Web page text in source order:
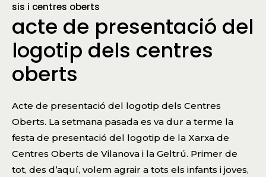
sis i centres oberts
acte de presentació del
logotip dels centres
oberts
Acte de presentació del logotip dels Centres
Oberts. La setmana pasada es va dur a terme la
festa de presentació del logotip de la Xarxa de
Centres Oberts de Vilanova i la Geltrú. Primer de
tot, des d’aquí, volem agrair a tots els infants i joves,